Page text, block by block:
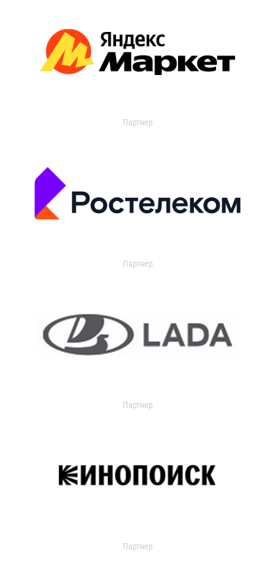
Партнер
Партнер
Партнер
Партнер